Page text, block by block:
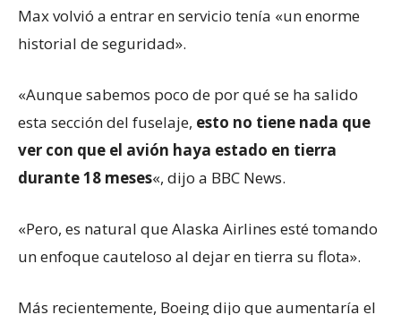
Max volvió a entrar en servicio tenía «un enorme
historial de seguridad».
«Aunque sabemos poco de por qué se ha salido
esta sección del fuselaje, esto no tiene nada que
ver con que el avión haya estado en tierra
durante 18 meses«, dijo a BBC News.
«Pero, es natural que Alaska Airlines esté tomando
un enfoque cauteloso al dejar en tierra su flota».
Más recientemente, Boeing dijo que aumentaría el